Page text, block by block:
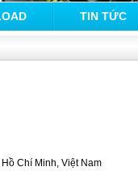
TIN TỨC
Minh, Việt Nam